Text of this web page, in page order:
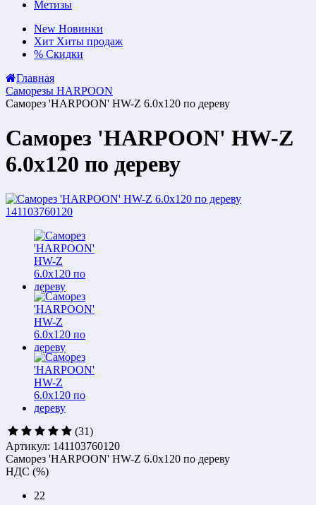
Метизы
New Новинки
Хит Хиты продаж
% Скидки
Главная
Саморезы HARPOON
Саморез 'HARPOON' HW-Z 6.0x120 по дереву
Саморез 'HARPOON' HW-Z
6.0x120 по дереву
(31)
Артикул: 141103760120
Саморез 'HARPOON' HW-Z 6.0x120 по дереву
НДС (%)
22